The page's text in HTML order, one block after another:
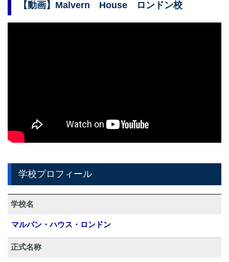
【動画】Malvern House ロンドン校
学校プロフィール
学校名
マルバン・ハウス・ロンドン
正式名称